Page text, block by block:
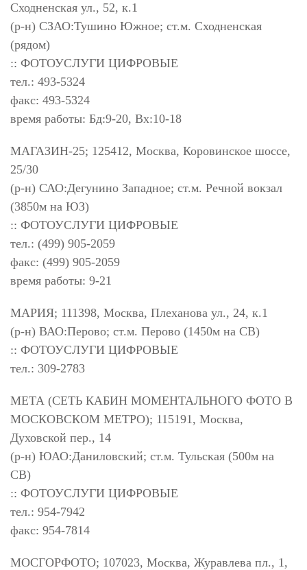
Сходненская ул., 52, к.1
(р-н) СЗАО:Тушино Южное; ст.м. Сходненская
(рядом)
:: ФОТОУСЛУГИ ЦИФРОВЫЕ
тел.: 493-5324
факс: 493-5324
время работы: Бд:9-20, Вх:10-18
МАГАЗИН-25; 125412, Москва, Коровинское шоссе,
25/30
(р-н) САО:Дегунино Западное; ст.м. Речной вокзал
(3850м на ЮЗ)
:: ФОТОУСЛУГИ ЦИФРОВЫЕ
тел.: (499) 905-2059
факс: (499) 905-2059
время работы: 9-21
МАРИЯ; 111398, Москва, Плеханова ул., 24, к.1
(р-н) ВАО:Перово; ст.м. Перово (1450м на СВ)
:: ФОТОУСЛУГИ ЦИФРОВЫЕ
тел.: 309-2783
МЕТА (СЕТЬ КАБИН МОМЕНТАЛЬНОГО ФОТО В
МОСКОВСКОМ МЕТРО); 115191, Москва,
Духовской пер., 14
(р-н) ЮАО:Даниловский; ст.м. Тульская (500м на
СВ)
:: ФОТОУСЛУГИ ЦИФРОВЫЕ
тел.: 954-7942
факс: 954-7814
МОСГОРФОТО; 107023, Москва, Журавлева пл., 1,